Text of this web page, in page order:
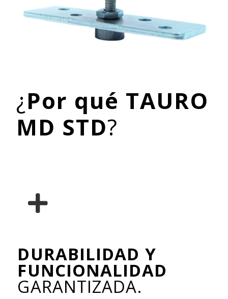
¿Por qué TAURO
MD STD?
DURABILIDAD Y
FUNCIONALIDAD
GARANTIZADA.